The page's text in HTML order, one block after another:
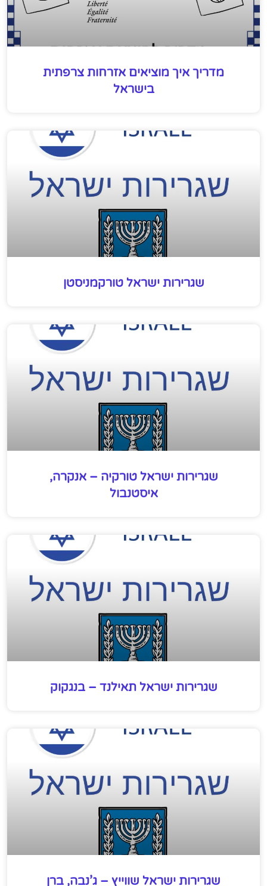
מדריך איך מוציאים אזרחות צרפתית
בישראל
שגרירות ישראל טורקמניסטן
שגרירות ישראל טורקיה – אנקרה,
איסטנבול
שגרירות ישראל תאילנד – בנגקוק
שגרירות ישראל שווייץ – ג’נבה, ברן